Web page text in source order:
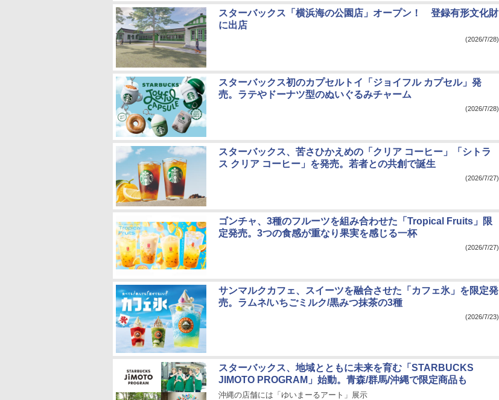
スターバックス「横浜海の公園店」オープン！ 登録有形文化財
に出店
(2026/7/28)
スターバックス初のカプセルトイ「ジョイフル カプセル」発
売。ラテやドーナツ型のぬいぐるみチャーム
(2026/7/28)
スターバックス、苦さひかえめの「クリア コーヒー」「シトラ
ス クリア コーヒー」を発売。若者との共創で誕生
(2026/7/27)
ゴンチャ、3種のフルーツを組み合わせた「Tropical Fruits」限
定発売。3つの食感が重なり果実を感じる一杯
(2026/7/27)
サンマルクカフェ、スイーツを融合させた「カフェ氷」を限定発
売。ラムネ/いちごミルク/黒みつ抹茶の3種
(2026/7/23)
スターバックス、地域とともに未来を育む「STARBUCKS
JIMOTO PROGRAM」始動。青森/群馬/沖縄で限定商品も
沖縄の店舗には「ゆいまーるアート」展示